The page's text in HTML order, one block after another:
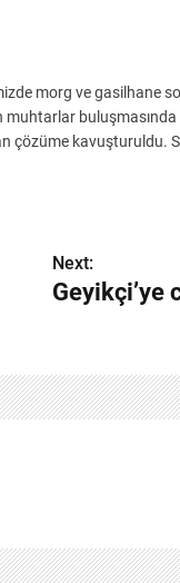
morg ve gasilhane
muhtarlar
kavuşturuldu.
Next:
Geyikçi’ye